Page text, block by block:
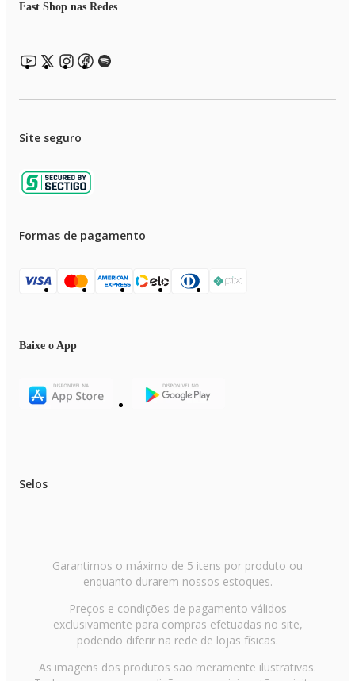
Fast Shop nas Redes
Site seguro
Formas de pagamento
Baixe o App
Selos
Garantimos o máximo de 5 itens por produto ou
enquanto durarem nossos estoques.
Preços e condições de pagamento válidos
exclusivamente para compras efetuadas no site,
podendo diferir na rede de lojas físicas.
As imagens dos produtos são meramente ilustrativas.